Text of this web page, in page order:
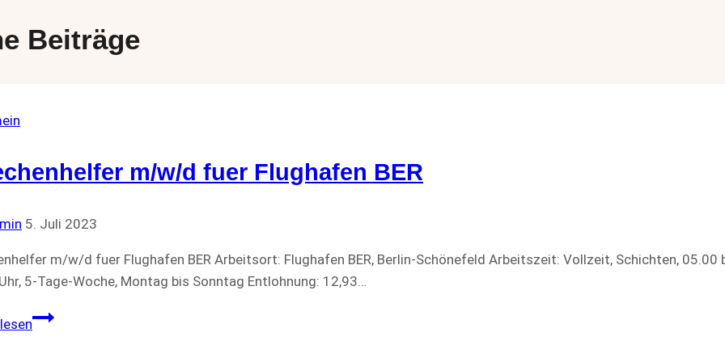
Beiträge
m/w/d fuer Flughafen BER
5. Juli 2023
m/w/d fuer Flughafen BER Arbeitsort: Flughafen BER, Berlin-Schönefeld Arbeitszeit: Vollzeit, Schichten, 05.00
5-Tage-Woche, Montag bis Sonntag Entlohnung: 12,93…
Kuechenhelfer